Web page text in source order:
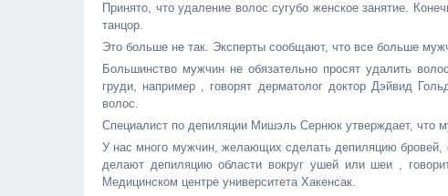
Принято, что удаление волос сугубо женское занятие.
танцор.
Это больше не так. Эксперты сообщают, что все больше
Большинство мужчин не обязательно просят удалить
груди, например , говорят дерматолог доктор Дэйвид
волос.
Специалист по депиляции Мишэль Сернюк утверждает, что
У нас много мужчин, желающих сделать депиляцию бровей,
делают депиляцию области вокруг ушей или шеи ,
Медицинском центре университета Хакенсак.